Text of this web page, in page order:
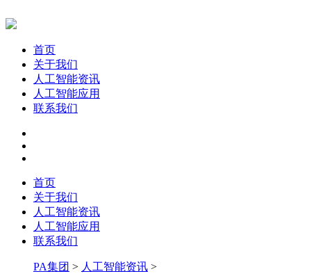
首页
关于我们
人工智能资讯
人工智能应用
联系我们
首页
关于我们
人工智能资讯
人工智能应用
联系我们
PA集团 > 人工智能资讯 >